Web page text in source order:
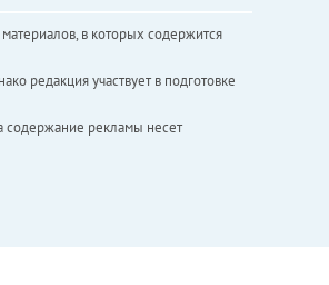
в которых содержится
редакция участвует в подготовке
содержание рекламы несет